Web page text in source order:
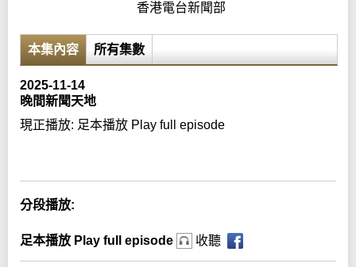
香港電台新聞部
本集內容 所有集數
2025-11-14
晚間新聞天地
現正播放: 足本播放 Play full episode
分段播放:
足本播放 Play full episode 收聽